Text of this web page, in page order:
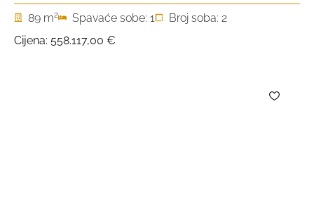
89 m2 Spavaće sobe: 1
Broj soba: 2
Cijena: 558.117,00 €